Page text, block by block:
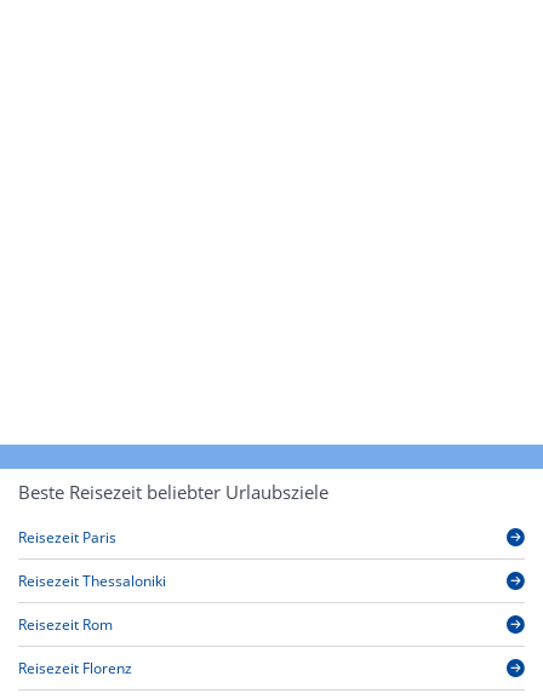
Beste Reisezeit beliebter Urlaubsziele
Reisezeit Paris
Reisezeit Thessaloniki
Reisezeit Rom
Reisezeit Florenz